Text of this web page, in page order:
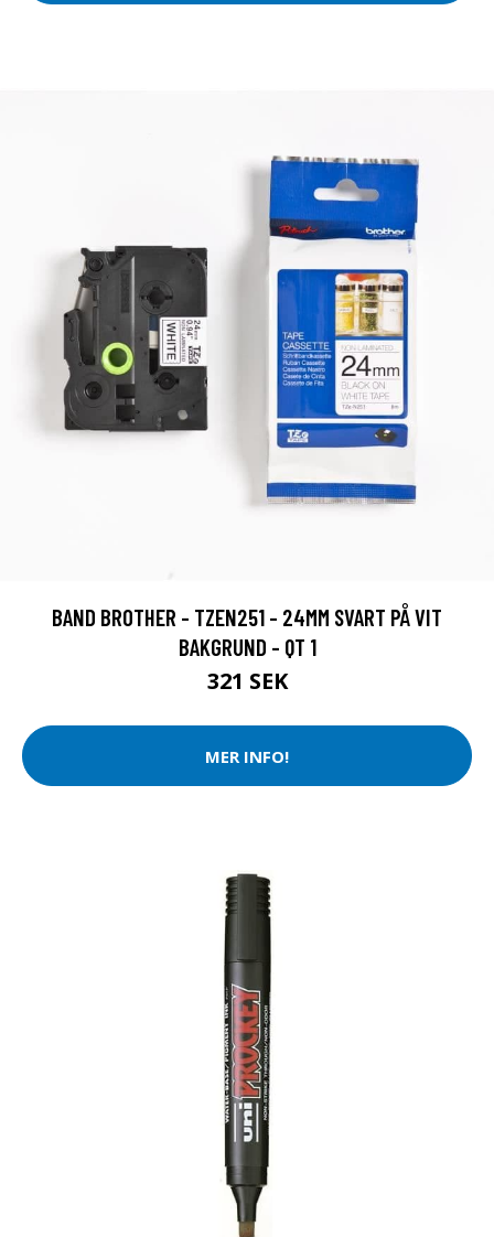
BAND BROTHER - TZEN251 - 24MM SVART PÅ VIT
BAKGRUND - QT 1
321 SEK
MER INFO!